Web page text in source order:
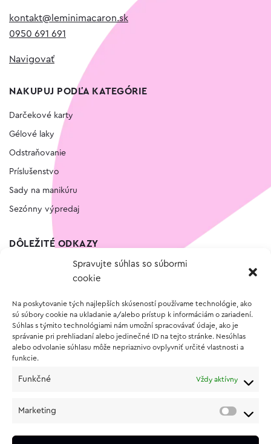
Spravujte súhlas so súbormi
cookie
Na poskytovanie tých najlepších skúseností používame technológie, ako
sú súbory cookie na ukladanie a/alebo prístup k informáciám o zariadení.
Súhlas s týmito technológiami nám umožní spracovávať údaje, ako je
správanie pri prehliadaní alebo jedinečné ID na tejto stránke. Nesúhlas
alebo odvolanie súhlasu môže nepriaznivo ovplyvniť určité vlastnosti a
funkcie.
Funkčné Vždy aktívny
Marketing
kontakt@leminimacaron.sk
0950 691 691
Navigovať
NAKUPUJ PODĽA KATEGÓRIE
Darčekové karty
Gélové laky
Odstraňovanie
Príslušenstvo
Sady na manikúru
Sezónny výpredaj
DÔLEŽITÉ ODKAZY
Vernostný program
O NÁKUPE
Vrátenie a reklamácia tovaru